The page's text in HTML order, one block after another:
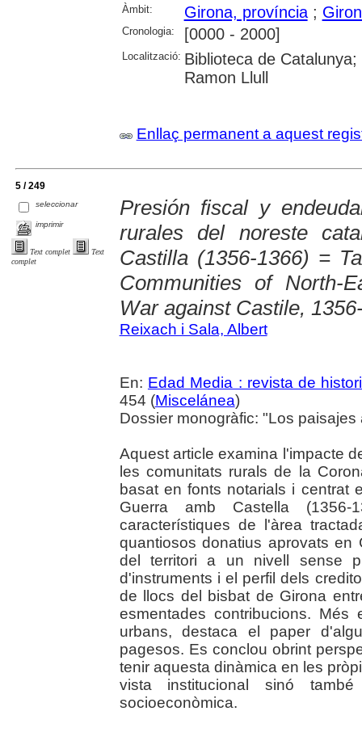
Àmbit: Girona, província;
Cronologia: [0000 - 2000]
Localització: Biblioteca de
Ramon Llull
Enllaç permanent a aquest
5 / 249
seleccionar
imprimir
Text complet
Text
complet
Presión fiscal y
rurales del noreste
Castilla (1356-1366) =
Communities of North-
War against Castile,
Reixach i Sala, Albert
En: Edad Media : revista de
454 (Miscelánea)
Dossier monogràfic: "Los
Aquest article examina l'impacte
les comunitats rurals de la
basat en fonts notarials i centrat
Guerra amb Castella
característiques de l'àrea
quantiosos donatius aprovats
del territori a un nivell sense
d'instruments i el perfil dels
de llocs del bisbat de Girona
esmentades contribucions.
urbans, destaca el paper
pagesos. Es conclou obrint
tenir aquesta dinàmica en les
vista institucional sinó
socioeconòmica.